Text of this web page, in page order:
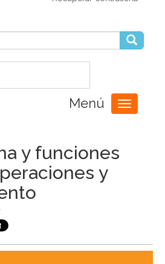
Menú
Toggle
navigation
y funciones
y